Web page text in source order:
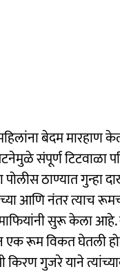
बेदम
संपूर्ण टिटवाळा
ठाण्यात गुन्हा
आणि नंतर त्याच
सुरू केला आहे.
एक रूम विकत घेतली
गुजरे याने